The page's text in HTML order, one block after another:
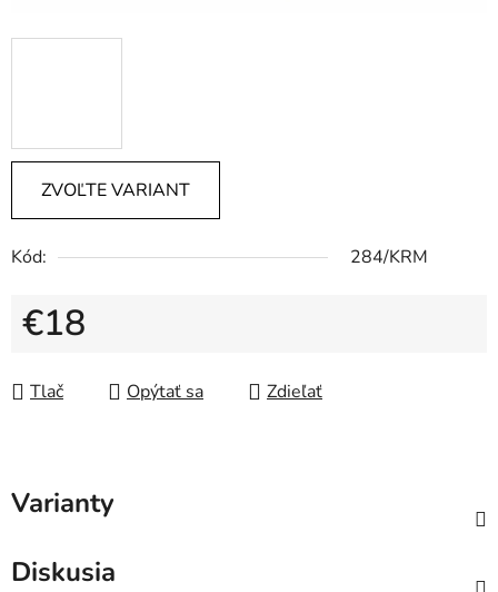
ZVOĽTE VARIANT
Kód: 284/KRM
€18
Tlač
Opýtať sa Zdieľať
Varianty
Diskusia